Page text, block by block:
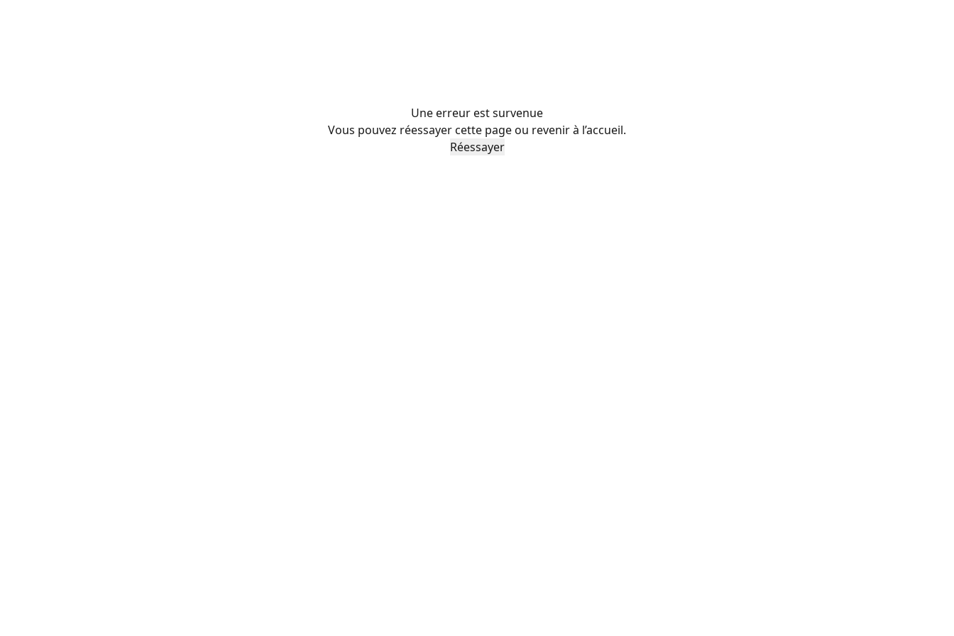
Une erreur est survenue
Vous pouvez réessayer cette page ou revenir à l’accueil.
Réessayer